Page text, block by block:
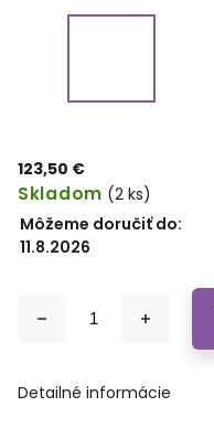
123,50 €
Skladom (2 ks)
Môžeme doručiť do:
11.8.2026
Detailné informácie